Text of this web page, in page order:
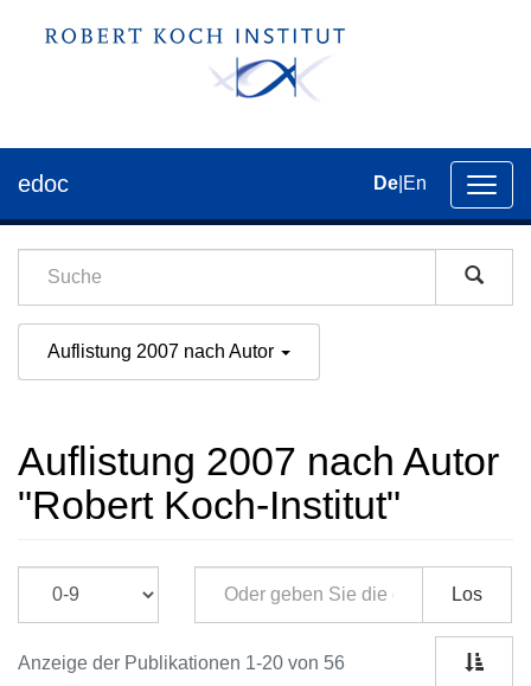
der
edoc De En
Auflistung 2007 nach Autor
Auflistung 2007 nach Autor
"Robert Koch-Institut"
Los
Anzeige der Publikationen 1-20 von 56